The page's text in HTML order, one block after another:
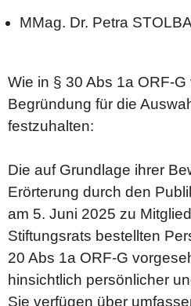
Mehr Public Value
Aktuelles
Medienqualität
Nachrichten in Einfacher
MMag. Dr. Petra STOLBA
Wie in § 30 Abs 1a ORF-G
Begründung für die
festzuhalten:
Die auf Grundlage ihrer
Erörterung durch den
am 5. Juni 2025 zu
Stiftungsrats bestellten
20 Abs 1a ORF-G
hinsichtlich persönlicher
Sie verfügen über